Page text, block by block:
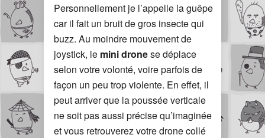
Personnellement je l’appelle la guêpe
car il fait un bruit de gros insecte qui
buzz. Au moindre mouvement de
joystick, le mini dronese déplace
selon votre volonté, voire parfois de
façon un peu trop violente. En effet, il
peut arriver que la poussée verticale
ne soit pas aussi précise qu’imaginée
et vous retrouverez votre drone collé